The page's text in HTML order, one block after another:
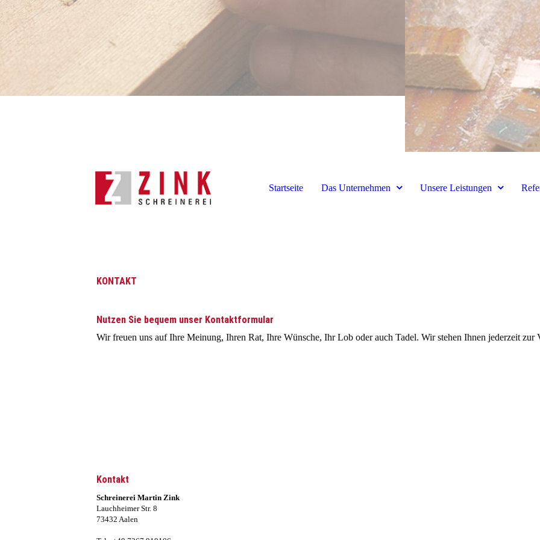
Startseite Das Unternehmen Unsere Leistungen
KONTAKT
Nutzen Sie bequem unser Kontaktformular
Wir freuen uns auf Ihre Meinung, Ihren Rat, Ihre Wünsche, Ihr Lob oder auch Tadel. Wir stehen Ihnen jederzeit zur
Kontakt
Schreinerei Martin Zink
Lauchheimer Str. 8
73432 Aalen